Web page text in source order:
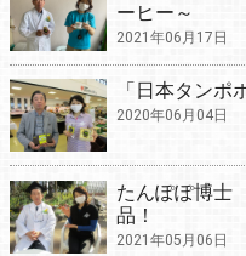
ーヒー～
2021年06月17日
「日本タンポ
2020年06月04日
たんぽぽ博士
品！
2021年05月06日